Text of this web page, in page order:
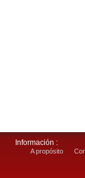
Información :
A propósito